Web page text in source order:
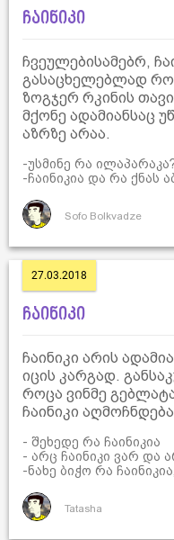
ჩაინიკი
ჩვეულებისამებრ,
გასაცხელებლად
ზოგჯერ რკინის
მქონე ადამიანსაც
აზრზე არაა.
-უსმინე რა
-ჩაინიკია და რა ქნას
Sofo Bolkvadze
27.03.2018
ჩაინიკი
ჩაინიკი არის
იცის კარგად.
როცა ვინმე
ჩაინიკი
- შეხედე რა ჩაინიკია
- არც ჩაინიკი ვარ და
-ნახე ბიჭო რა
Tatasha